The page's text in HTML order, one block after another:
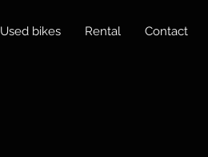
Used bikes Rental Contact